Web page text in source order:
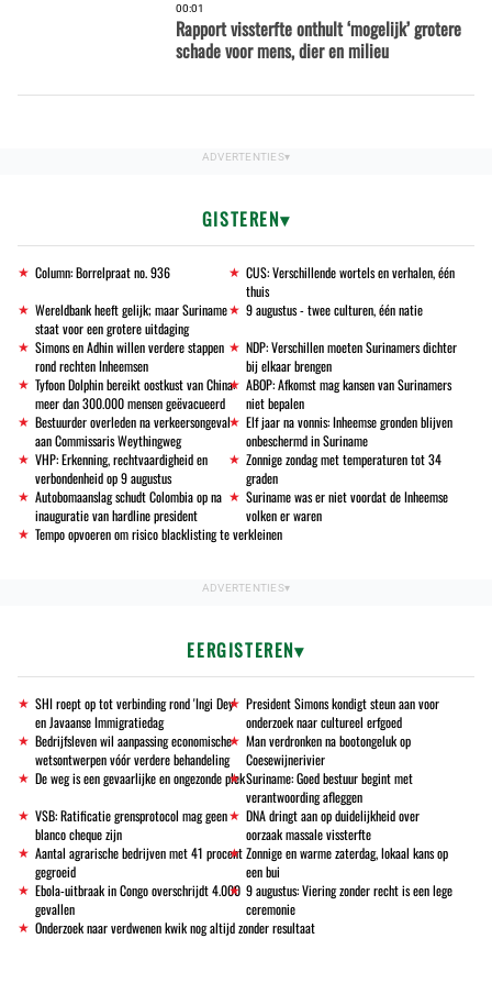
00:01
Rapport vissterfte onthult ‘mogelijk’ grotere
schade voor mens, dier en milieu
GISTEREN
Column: Borrelpraat no. 936
CUS: Verschillende wortels en verhalen, één
thuis
Wereldbank heeft gelijk; maar Suriname
staat voor een grotere uitdaging
9 augustus - twee culturen, één natie
Simons en Adhin willen verdere stappen
rond rechten Inheemsen
NDP: Verschillen moeten Surinamers dichter
bij elkaar brengen
Tyfoon Dolphin bereikt oostkust van China:
meer dan 300.000 mensen geëvacueerd
ABOP: Afkomst mag kansen van Surinamers
niet bepalen
Bestuurder overleden na verkeersongeval
aan Commissaris Weythingweg
Elf jaar na vonnis: Inheemse gronden blijven
onbeschermd in Suriname
VHP: Erkenning, rechtvaardigheid en
verbondenheid op 9 augustus
Zonnige zondag met temperaturen tot 34
graden
Autobomaanslag schudt Colombia op na
inauguratie van hardline president
Suriname was er niet voordat de Inheemse
volken er waren
Tempo opvoeren om risico blacklisting te verkleinen
EERGISTEREN
SHI roept op tot verbinding rond 'Ingi Dey'
en Javaanse Immigratiedag
President Simons kondigt steun aan voor
onderzoek naar cultureel erfgoed
Bedrijfsleven wil aanpassing economische
wetsontwerpen vóór verdere behandeling
Man verdronken na bootongeluk op
Coesewijnerivier
De weg is een gevaarlijke en ongezonde plekSuriname: Goed bestuur begint met
verantwoording afleggen
VSB: Ratificatie grensprotocol mag geen
blanco cheque zijn
DNA dringt aan op duidelijkheid over
oorzaak massale vissterfte
Aantal agrarische bedrijven met 41 procent
gegroeid
Zonnige en warme zaterdag, lokaal kans op
een bui
Ebola-uitbraak in Congo overschrijdt 4.000
gevallen
9 augustus: Viering zonder recht is een lege
ceremonie
Onderzoek naar verdwenen kwik nog altijd zonder resultaat